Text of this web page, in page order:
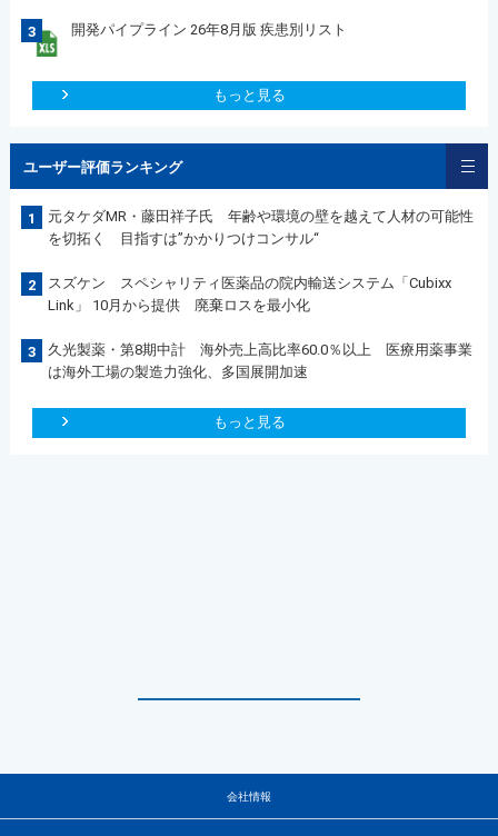
3 開発パイプライン 26年8月版 疾患別リスト
もっと見る
ユーザー評価ランキング
1
元タケダMR・藤田祥子氏 年齢や環境の壁を越えて人材の可能性
を切拓く 目指すは”かかりつけコンサル“
2
スズケン スペシャリティ医薬品の院内輸送システム「Cubixx
Link」 10月から提供 廃棄ロスを最小化
3
久光製薬・第8期中計 海外売上高比率60.0％以上 医療用薬事業
は海外工場の製造力強化、多国展開加速
もっと見る
会社情報